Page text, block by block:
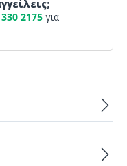
2175 για